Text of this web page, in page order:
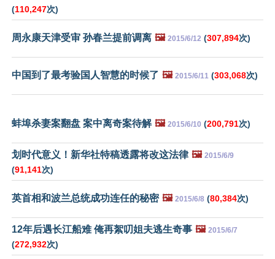
(110,247次)
周永康天津受审 孙春兰提前调离 🖼️ 2015/6/12 (307,894次)
中国到了最考验国人智慧的时候了 🖼️ 2015/6/11 (303,068次)
蚌埠杀妻案翻盘 案中离奇案待解 🖼️ 2015/6/10 (200,791次)
划时代意义！新华社特稿透露将改这法律 🖼️ 2015/6/9
(91,141次)
英首相和波兰总统成功连任的秘密 🖼️ 2015/6/8 (80,384次)
12年后遇长江船难 俺再絮叨姐夫逃生奇事 🖼️ 2015/6/7
(272,932次)